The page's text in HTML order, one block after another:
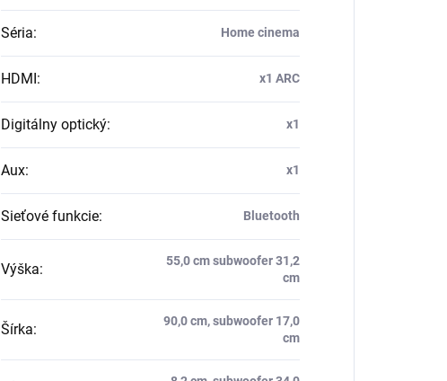
Séria: Home cinema
HDMI : x1 ARC
Digitálny optický: x1
Aux: x1
Sieťové funkcie: Bluetooth
Výška:
55,0 cm subwoofer 31,2
cm
Šírka:
90,0 cm, subwoofer 17,0
cm